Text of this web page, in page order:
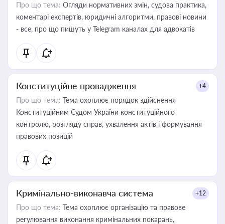
Про що тема: Огляди нормативних змін, судова практика,
коментарі експертів, юридичні алгоритми, правові новини
- все, про що пишуть у Telegram каналах для адвокатів
Конституційне провадження +4
Про що тема: Тема охоплює порядок здійснення
Конституційним Судом України конституційного
контролю, розгляду справ, ухвалення актів і формування
правових позицій
Кримінально-виконавча система +12
Про що тема: Тема охоплює організацію та правове
регулювання виконання кримінальних покарань,